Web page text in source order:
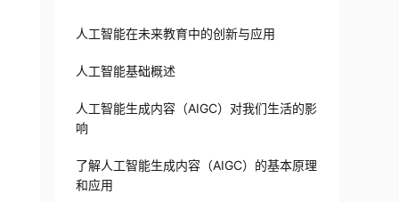
人工智能在未来教育中的创新与应用
人工智能基础概述
人工智能生成内容（AIGC）对我们生活的影
响
了解人工智能生成内容（AIGC）的基本原理
和应用